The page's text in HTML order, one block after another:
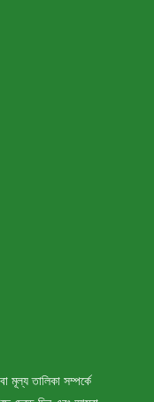
মূল্য তালিকা সম্পর্কে